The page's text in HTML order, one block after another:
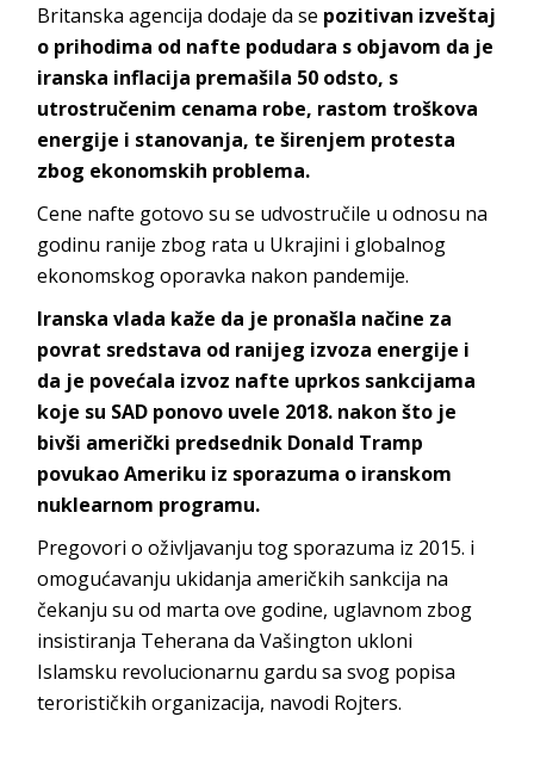
Britanska agencija dodaje da se pozitivan izveštaj
o prihodima od nafte podudara s objavom da je
iranska inflacija premašila 50 odsto, s
utrostručenim cenama robe, rastom troškova
energije i stanovanja, te širenjem protesta
zbog ekonomskih problema.
Cene nafte gotovo su se udvostručile u odnosu na
godinu ranije zbog rata u Ukrajini i globalnog
ekonomskog oporavka nakon pandemije.
Iranska vlada kaže da je pronašla načine za
povrat sredstava od ranijeg izvoza energije i
da je povećala izvoz nafte uprkos sankcijama
koje su SAD ponovo uvele 2018. nakon što je
bivši američki predsednik Donald Tramp
povukao Ameriku iz sporazuma o iranskom
nuklearnom programu.
Pregovori o oživljavanju tog sporazuma iz 2015. i
omogućavanju ukidanja američkih sankcija na
čekanju su od marta ove godine, uglavnom zbog
insistiranja Teherana da Vašington ukloni
Islamsku revolucionarnu gardu sa svog popisa
terorističkih organizacija, navodi Rojters.